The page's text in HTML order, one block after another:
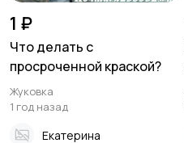
1 ₽
Что делать с
просроченной краской?
Жуковка
1 год назад
Екатерина